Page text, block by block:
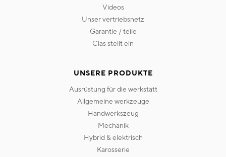
videos
unser vertriebsnetz
garantie / teile
clas stellt ein
UNSERE PRODUKTE
ausrüstung für die werkstatt
allgemeine werkzeuge
handwerkszeug
mechanik
hybrid & elektrisch
karosserie